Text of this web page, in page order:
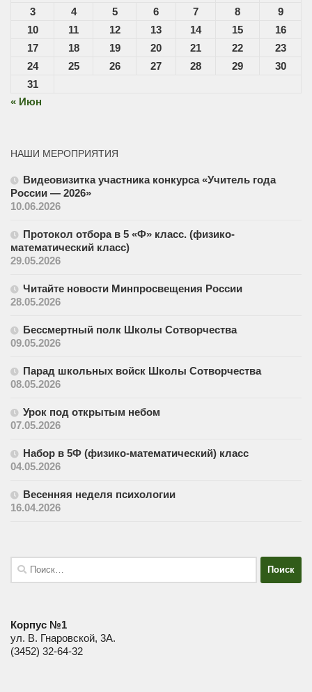
3
4 5 6 7 8
9
10
11 12 13 14 15
16
17
18 19 20 21 22
23
24
25 26 27 28 29
30
31
« Июн
НАШИ МЕРОПРИЯТИЯ
Видеовизитка участника конкурса «Учитель года
России — 2026»
10.06.2026
Протокол отбора в 5 «Ф» класс. (физико-
математический класс)
29.05.2026
Читайте новости Минпросвещения России
28.05.2026
Бессмертный полк Школы Сотворчества
09.05.2026
Парад школьных войск Школы Сотворчества
08.05.2026
Урок под открытым небом
07.05.2026
Набор в 5Ф (физико-математический) класс
04.05.2026
Весенняя неделя психологии
16.04.2026
Найти:
Корпус №1
ул. В. Гнаровской, 3А.
(3452) 32-64-32